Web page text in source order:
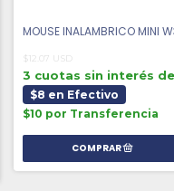
MOUSE INALAMBRICO MINI
$12.07 USD
3 cuotas sin interés
$8 en Efectivo
$10 por Transferencia